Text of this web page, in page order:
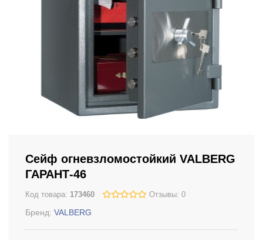
Сейф огневзломостойкий VALBERG
ГАРАНТ-46
Код товара: 173460 Отзывы: 0
Бренд: VALBERG